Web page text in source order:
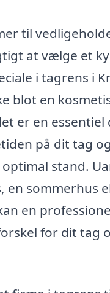
til
at vælge et
i tagrens i
blot en
er en essentiel
på dit tag
stand.
en sommerhus
en
for dit tag